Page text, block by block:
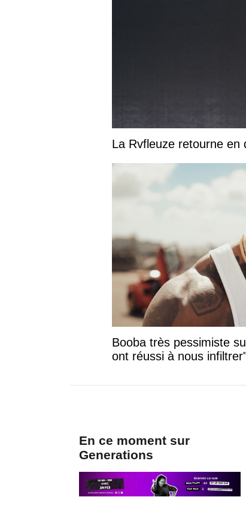
La Rvfleuze retourne en
Booba très pessimiste
ont réussi à nous
En ce moment sur
Generations